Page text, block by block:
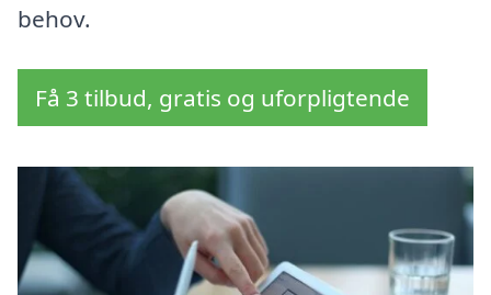
behov.
Få 3 tilbud, gratis og uforpligtende